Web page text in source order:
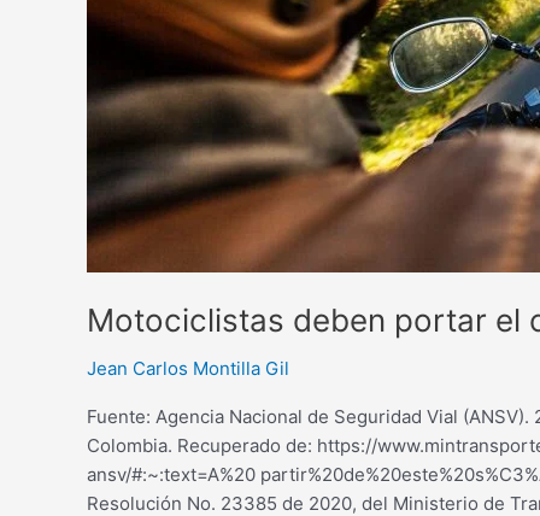
Motociclistas deben portar el
Jean Carlos Montilla Gil
Fuente: Agencia Nacional de Seguridad Vial
Colombia. Recuperado de: https://
ansv/#:~:text=A%20
Resolución No. 23385 de 2020, del Ministerio de